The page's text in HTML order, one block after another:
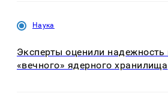
Наука
Эксперты оценили надежность
«вечного» ядерного хранилища